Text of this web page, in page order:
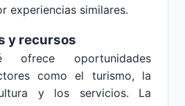
experiencias similares.
y recursos
ofrece oportunidades
como el turismo, la
y los servicios. La